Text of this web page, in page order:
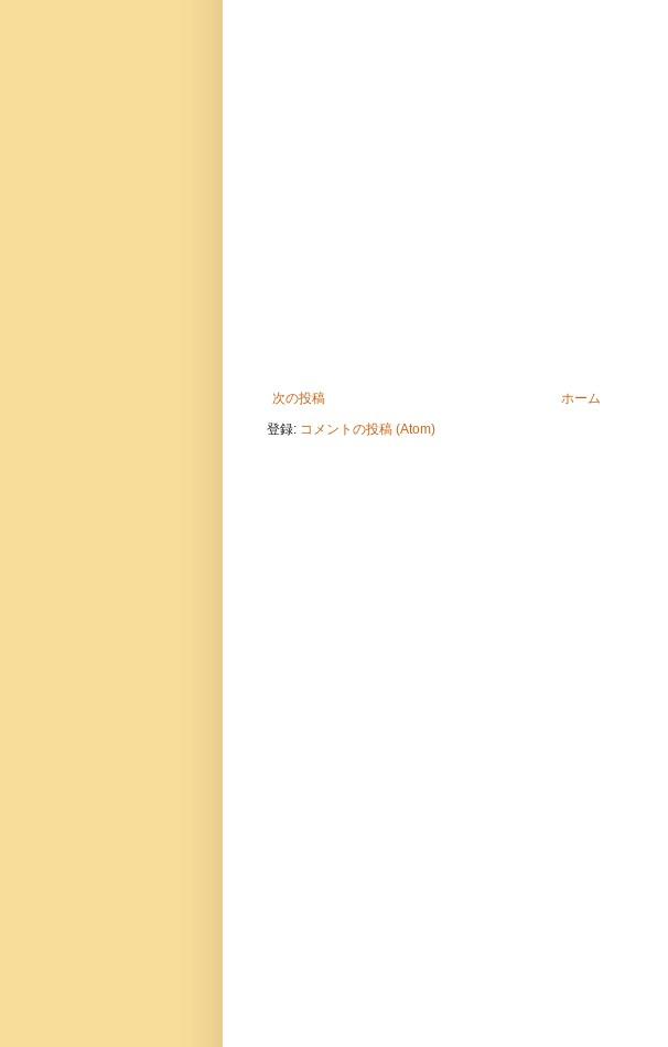
次の投稿
ホーム
登録: コメントの投稿 (Atom)